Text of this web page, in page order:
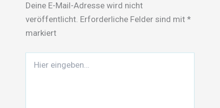
Deine E-Mail-Adresse wird nicht
veröffentlicht. Erforderliche Felder sind mit *
markiert
eingeben…